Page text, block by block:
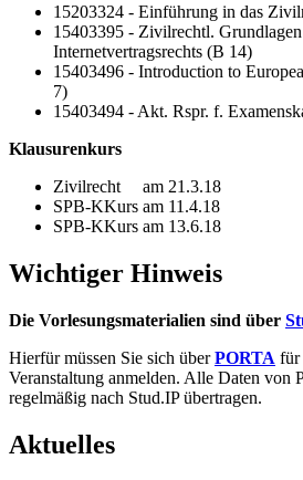
15203324 - Einführung in das
15403395 - Zivilrechtl.
Internetvertragsrechts (B 14)
15403496 - Introduction to
7)
15403494 - Akt. Rspr. f.
Klausurenkurs
Zivilrecht am 21.3.18
SPB-KKurs am 11.4.18
SPB-KKurs am 13.6.18
Wichtiger Hinweis
Die Vorlesungsmaterialien sind über
Hierfür müssen Sie sich über PORTA für
Veranstaltung anmelden. Alle Daten von
regelmäßig nach Stud.IP übertragen.
Aktuelles